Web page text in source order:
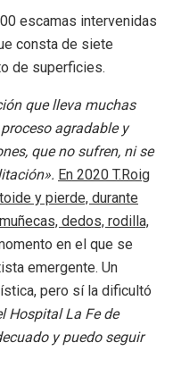
escamas intervenidas
consta de siete
de superficies.
que lleva muchas
agradable y
que no sufren, ni se
En 2020 T.Roig
y pierde, durante
dedos, rodilla,
en el que se
emergente. Un
pero sí la dificultó
Hospital La Fe de
y puedo seguir